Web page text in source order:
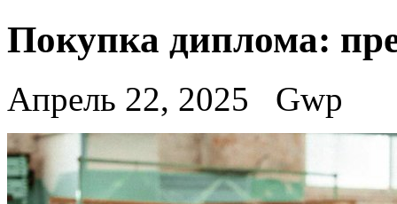
Покупка диплома:
Апрель 22, 2025 Gwp